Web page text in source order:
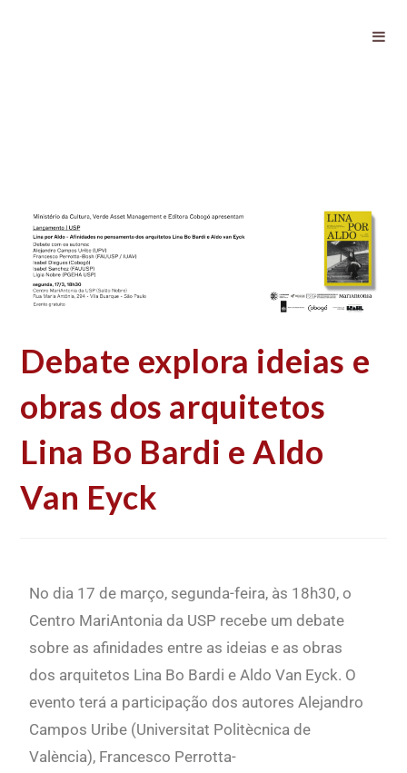
Debate explora ideias e
obras dos arquitetos
Lina Bo Bardi e Aldo
Van Eyck
No dia 17 de março, segunda-feira, às 18h30, o
Centro MariAntonia da USP recebe um debate
sobre as afinidades entre as ideias e as obras
dos arquitetos Lina Bo Bardi e Aldo Van Eyck. O
evento terá a participação dos autores Alejandro
Campos Uribe (Universitat Politècnica de
València), Francesco Perrotta-